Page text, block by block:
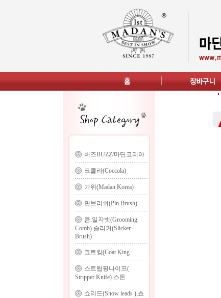
버즈BUZZ/마단코리아
코콜라(Coccola)
가위(Madan Korea)
핀브러쉬(Pin Brush)
콤.일자빗(Grooming
Comb).슬리커(Slicker
Brush)
코트킹(Coat King
스트립핑나이프(
Stripper Knife).스톤
쇼리드(Show leads ),쵸